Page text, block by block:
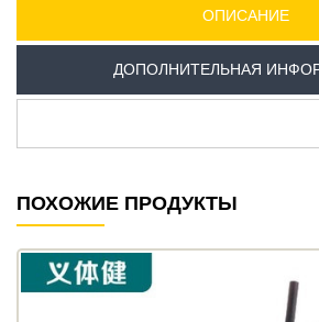
ОПИСАНИЕ
ДОПОЛНИТЕЛЬНАЯ
ПОХОЖИЕ ПРОДУКТЫ